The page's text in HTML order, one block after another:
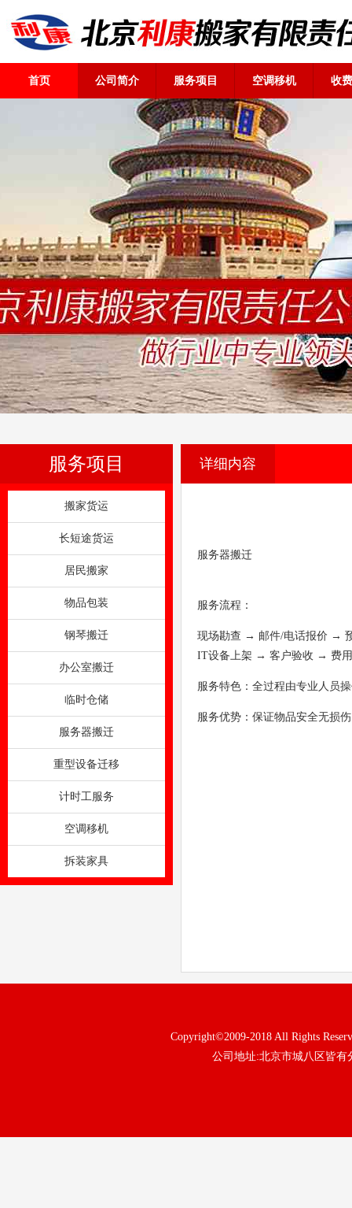
首页 公司简介 服务项目 空调移机 收
服务项目
搬家货运
长短途货运
居民搬家
物品包装
钢琴搬迁
办公室搬迁
临时仓储
服务器搬迁
重型设备迁移
计时工服务
空调移机
拆装家具
详细内容
服务器搬迁
服务流程：
现场勘查 → 邮件/电话报价 →
IT设备上架 → 客户验收 → 费
服务特色：全过程由专业人员
服务优势：保证物品安全无损
Copyright©2009-2018 All Rights
公司地址:北京市城八区皆